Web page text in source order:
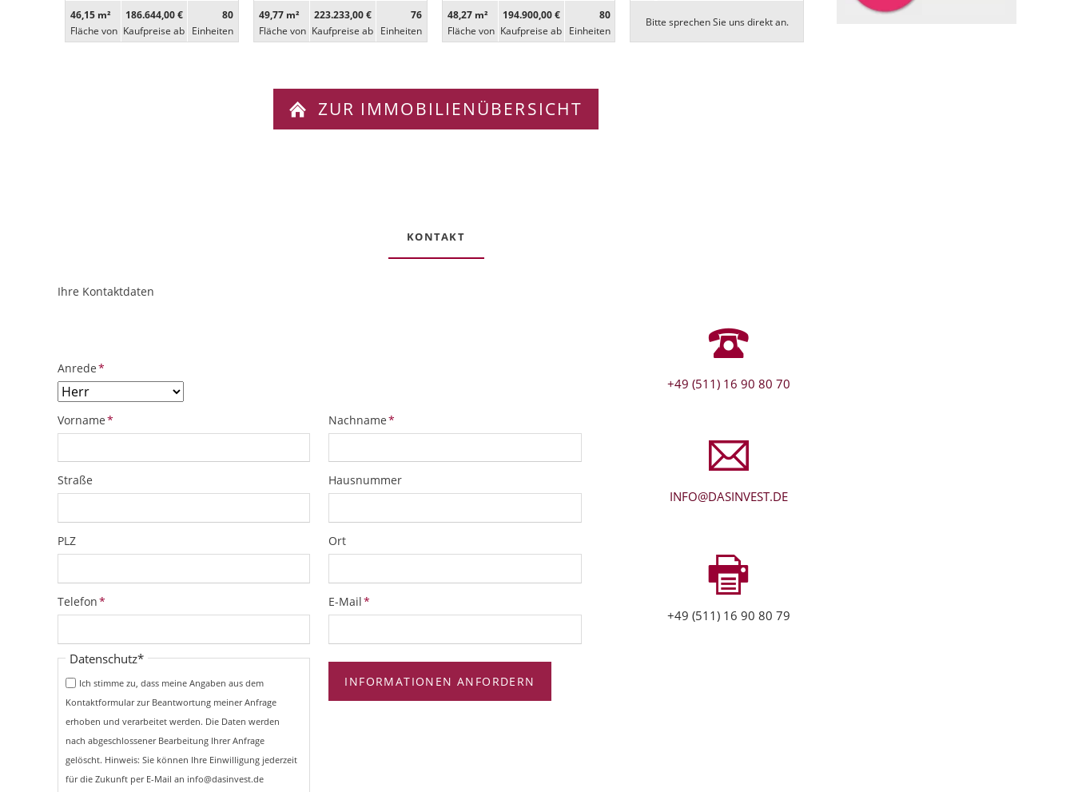
46,15 m²
Fläche von
186.644,00 €
Kaufpreise ab
80
Ein­heiten
49,77 m²
Fläche von
223.233,00 €
Kaufpreise ab
76
Ein­heiten
48,27 m²
Fläche von
194.900,00 €
Kaufpreise ab
80
Ein­heiten
Bitte sprechen Sie uns direkt an.
ZUR IMMOBILIENÜBERSICHT
KONTAKT
ObjektPlatzhalter
URL
Ihre Kontaktdaten
Pflichtfeld
Anrede*
Pflichtfeld
Vorname* Pflichtfeld
Nachname*
Straße Hausnummer
PLZ Ort
Pflichtfeld
Telefon* Pflichtfeld
E-Mail*
Pflichtfeld
Datenschutz*
Ich stimme zu, dass meine Angaben aus dem
Kontaktformular zur Beantwortung meiner Anfrage
erhoben und verarbeitet werden. Die Daten werden
nach abgeschlossener Bearbeitung Ihrer Anfrage
gelöscht. Hinweis: Sie können Ihre Einwilligung jederzeit
für die Zukunft per E-Mail an info@dasinvest.de
INFORMATIONEN ANFORDERN
+49 (511) 16 90 80 70
INFO@DASINVEST.DE
+49 (511) 16 90 80 79